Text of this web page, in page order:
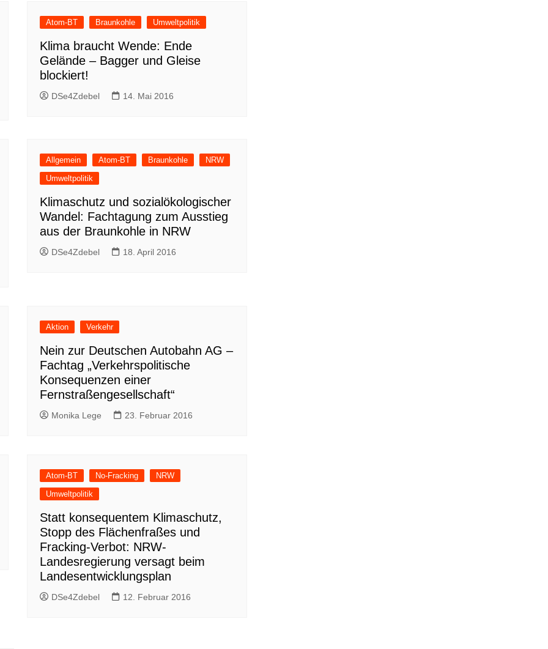
Atom-BT Braunkohle Umweltpolitik
Klima braucht Wende: Ende
Gelände – Bagger und Gleise
blockiert!
DSe4Zdebel 14. Mai 2016
Allgemein Atom-BT Braunkohle
NRW
Umweltpolitik
Klimaschutz und sozialökologischer
Wandel: Fachtagung zum Ausstieg
aus der Braunkohle in NRW
DSe4Zdebel 18. April 2016
Aktion Verkehr
Nein zur Deutschen Autobahn AG –
Fachtag „Verkehrspolitische
Konsequenzen einer
Fernstraßengesellschaft“
Monika Lege 23. Februar 2016
Atom-BT No-Fracking
NRW
Umweltpolitik
Statt konsequentem Klimaschutz,
Stopp des Flächenfraßes und
Fracking-Verbot: NRW-
Landesregierung versagt beim
Landesentwicklungsplan
DSe4Zdebel 12. Februar 2016